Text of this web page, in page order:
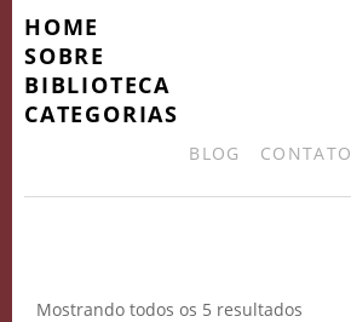
HOME
SOBRE
BIBLIOTECA
CATEGORIAS
BLOG CONTATO
Mostrando todos os 5 resultados